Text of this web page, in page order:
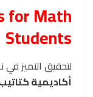
for Math
Students
لتحقيق التميز في
أكاديمية